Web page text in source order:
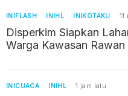
INIFLASH INIHL INIKOTAKU
Disperkim Siapkan
Warga Kawasan
INICUACA INIHL 1 jam lalu